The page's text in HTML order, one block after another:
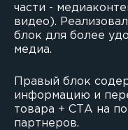
части -
видео).
блок для более
медиа.
Правый блок
информацию и
товара + СТА на
партнеров.